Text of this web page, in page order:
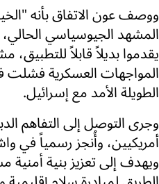
ووصف عون الاتفاق بأنه
المشهد الجيوسياسي
يقدموا بديلاً قابلاً
المواجهات العسكرية
الطويلة الأمد مع إسرائيل.
وجرى التوصل إلى التفاهم
أمريكيين، وأُنجز رسمياً في
ويهدف إلى تعزيز بنية أمنية